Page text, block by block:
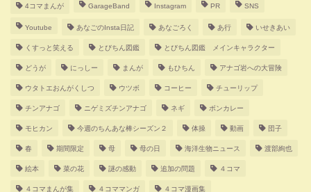
4コマまんが GarageBand Instagram PR SNS
Youtube あなごのInsta日記 あなごろく あ行 いせきあい
くすっと笑える とびちん図鑑 とびちん図鑑 メインキャラクター
どうが にっしー まんが もひちん アナゴ岩への大冒険
ウタトエおんがくしつ ウツボ コーヒー チューリップ
チンアナゴ ニゲミズチンアナゴ ネギ ボンカレー
モヒカン 今週のちんあな棒シーズン２ 体操 動画 団子
春 期間限定 母 母の日 海洋生物ニュース 渡部絢也
絵本 菜の花 謎の感動 追加の問題 ４コマ
４コマまんが集 ４コママンガ ４コマ漫画集